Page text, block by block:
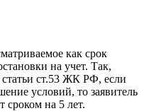
как срок
на учет. Так,
статьи ст.53 ЖК РФ, если
условий, то заявитель
сроком на 5 лет.